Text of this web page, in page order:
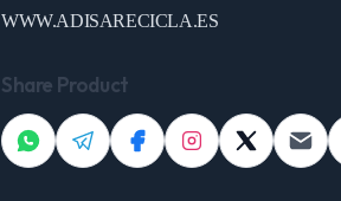
WWW.ADISARECICLA.ES
Share Product